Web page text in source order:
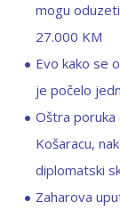
mogu
27.000 KM
Evo kako se
je počelo
Oštra poruka
Košaracu,
diplomatski
Zaharova